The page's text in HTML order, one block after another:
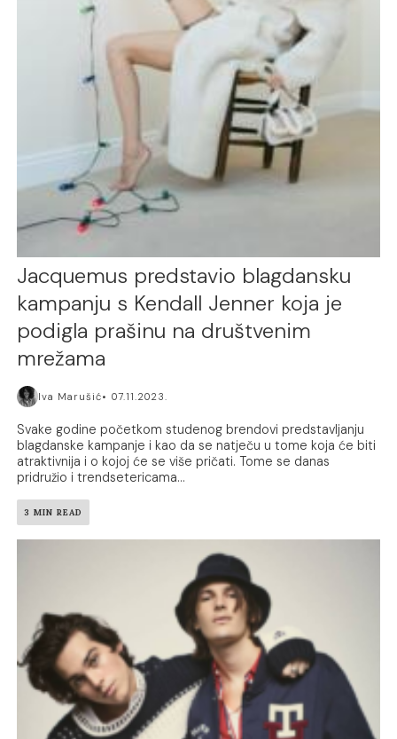
Jacquemus predstavio blagdansku
kampanju s Kendall Jenner koja je
podigla prašinu na društvenim
mrežama
Iva Marušić 07.11.2023.
Svake godine početkom studenog brendovi predstavljanju
blagdanske kampanje i kao da se natječu u tome koja će biti
atraktivnija i o kojoj će se više pričati. Tome se danas
pridružio i trendsetericama...
3 MIN READ